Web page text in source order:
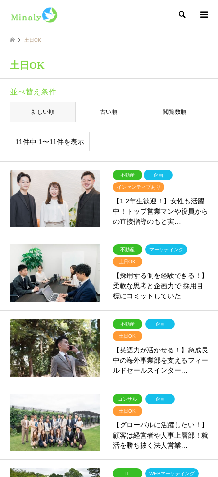
検索
土日OK
土日OK
並べ替え条件
新しい順 古い順 閲覧数順
11件中 1〜11件を表示
不動産 企画
インセンティブあり
【1.2年生歓迎！】女性も活躍
中！トップ営業マンや役員から
の直接指導のもと実…
不動産 マーケティング
土日OK
【採用する側を経験できる！】
柔軟な思考と企画力で 採用目
標にコミットしていた…
不動産 企画
土日OK
【英語力が活かせる！】急成長
中の海外事業部を支えるフィー
ルドセールスインター…
コンサル 企画
土日OK
【グローバルに活躍したい！】
顧客は経営者や人事上層部！就
活を勝ち抜く法人営業…
IT WEBマーケティング